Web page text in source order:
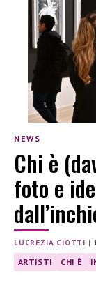
NEWS
Chi è
foto e
LUCREZIA CIOTTI |
ARTISTI CHI È